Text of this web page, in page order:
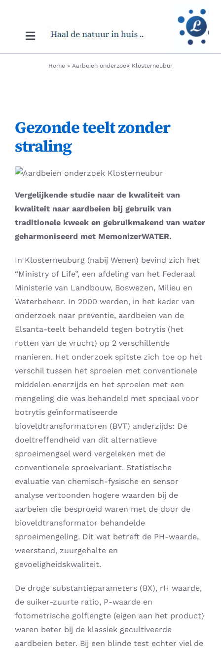
content
Toggle
Navigation
Shop – Basis bescherming
Shop – Persoonlijke bescherming
Shop – Vitaliseren Eten&Drinken
Shop – Bescherming huisdieren
Producten (alles)
Winkelwagen
Waarom Memon
Memon werking
Memon bedrijf
FAQ
Search
Home » Aarbeien onderzoek Klosterneubur
Gezonde teelt zonder
straling
Vergelijkende studie naar de kwaliteit van
kwaliteit naar aardbeien bij gebruik van
traditionele kweek en gebruikmakend van water
geharmoniseerd met MemonizerWATER.
In Klosterneuburg (nabij Wenen) bevind zich het
“Ministry of Life”, een afdeling van het Federaal
Ministerie van Landbouw, Boswezen, Milieu en
Waterbeheer. In 2000 werden, in het kader van
onderzoek naar preventie, aardbeien van de
Elsanta-teelt behandeld tegen botrytis (het
rotten van de vrucht) op 2 verschillende
manieren. Het onderzoek spitste zich toe op het
verschil tussen het sproeien met conventionele
middelen enerzijds en het sproeien met een
mengeling die was behandeld met speciaal voor
botrytis geïnformatiseerde
bioveldtransformatoren (BVT) anderzijds: De
doeltreffendheid van dit alternatieve
sproeimengsel werd vergeleken met de
conventionele sproeivariant. Statistische
evaluatie van chemisch-fysische en sensor
analyse vertoonden hogere waarden bij de
aarbeien die besproeid waren met de door de
bioveldtransformator behandelde
sproeimengeling. Dit wat betreft de PH-waarde,
weerstand, zuurgehalte en
gevoeligheidskwaliteit.
De droge substantieparameters (BX), rH waarde,
de suiker-zuurte ratio, P-waarde en
fotometrische golflengte (eigen aan het product)
waren beter bij de klassiek gecultiveerde
aardbeien beter. Bij een blinde test echter viel de